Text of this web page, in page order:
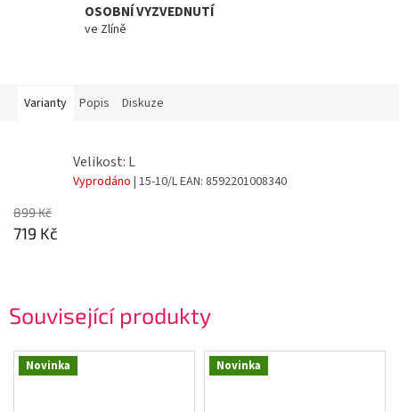
OSOBNÍ VYZVEDNUTÍ
ve Zlíně
Související produkty
Novinka Novinka
Varianty Popis Diskuze
Velikost: L
Vyprodáno | 15-10/LEAN: 8592201008340
899 Kč
719 Kč